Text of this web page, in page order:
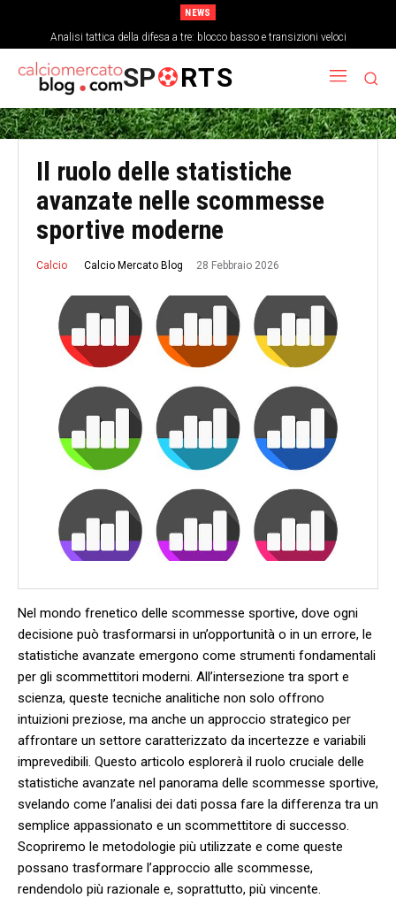
NEWS
Analisi tattica della difesa a tre: blocco basso e transizioni veloci
Come la stanchezza mentale influisce sulla precisione dei passaggi a fine
partita
SP RTS
Il ruolo delle statistiche
avanzate nelle scommesse
sportive moderne
Calcio Calcio Mercato Blog 28 Febbraio 2026
Nel‌ mondo frenetico delle ​scommesse sportive, dove ogni
decisione può trasformarsi in⁣ un’opportunità o in un⁤ errore, le
statistiche avanzate ⁤emergono come ​strumenti fondamentali
per gli ⁣scommettitori moderni. All’intersezione tra⁣ sport e
scienza, queste⁢ tecniche analitiche non solo offrono⁣
intuizioni preziose, ⁢ma anche un approccio strategico per
affrontare un settore caratterizzato da incertezze e variabili
imprevedibili. Questo articolo esplorerà il ‌ruolo cruciale delle
statistiche avanzate⁣ nel​ panorama delle scommesse sportive,
svelando come l’analisi dei dati possa fare ⁤la differenza tra un
semplice appassionato e un scommettitore di successo.
‌Scopriremo le‍ metodologie più utilizzate e come queste
possano trasformare l’approccio alle scommesse,
rendendolo più razionale e, soprattutto, più vincente.